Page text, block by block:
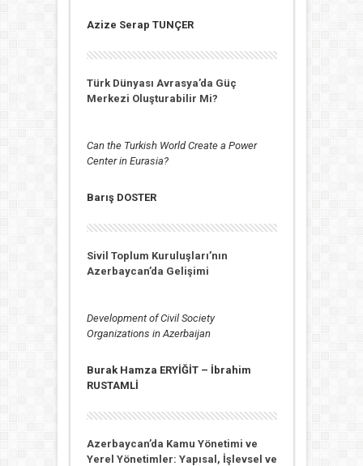
Azize Serap TUNÇER
Türk Dünyası Avrasya’da Güç
Merkezi Oluşturabilir Mi?
Can the Turkish World Create a Power
Center in Eurasia?
Barış DOSTER
Sivil Toplum Kuruluşları’nın
Azerbaycan’da Gelişimi
Development of Civil Society
Organizations in Azerbaijan
Burak Hamza ERYİĞİT – İbrahim
RUSTAMLİ
Azerbaycan’da Kamu Yönetimi ve
Yerel Yönetimler: Yapısal, İşlevsel ve